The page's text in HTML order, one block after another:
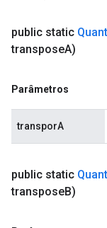
public static
transposeA)
Parâmetros
transporA
public static
transposeB)